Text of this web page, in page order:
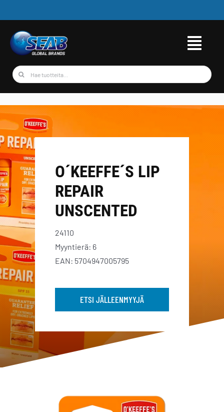
to
content
Etsi
O´KEEFFE´S LIP
REPAIR
UNSCENTED
24110
Myyntierä: 6
EAN: 5704947005795
ETSI JÄLLEENMYYJÄ